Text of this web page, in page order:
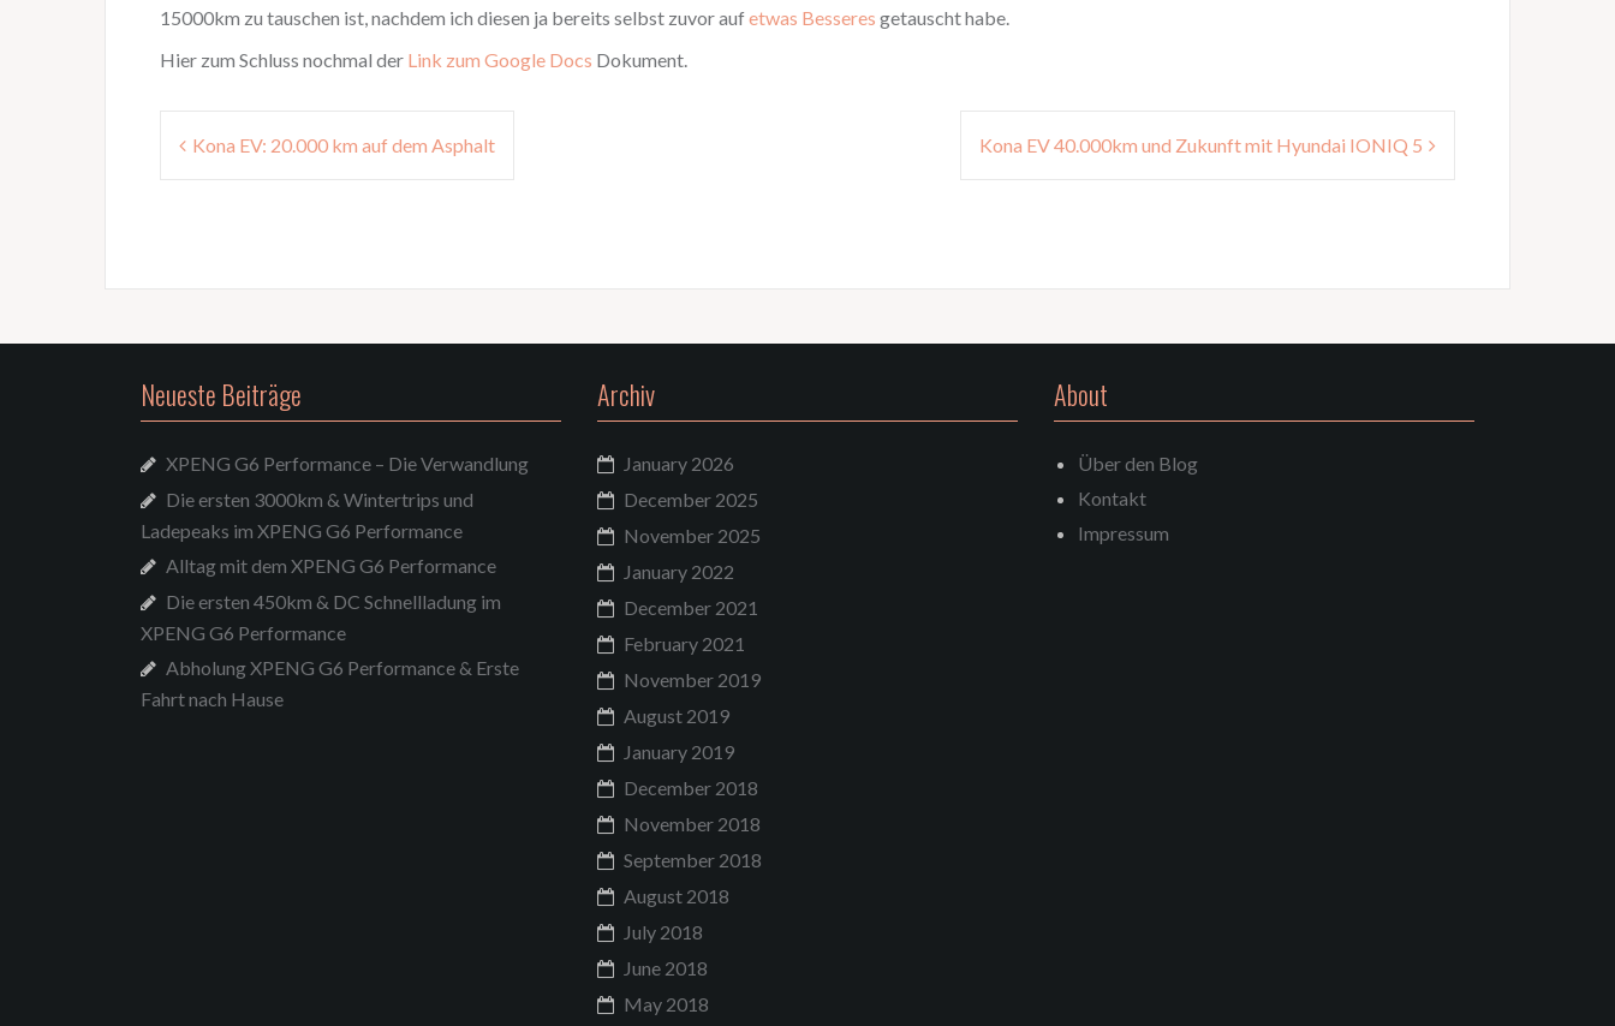
15000km zu tauschen ist, nachdem ich diesen ja bereits selbst zuvor aufetwas Besseres getauscht habe.
Hier zum Schluss nochmal der Link zum Google Docs Dokument.
Post
Kona EV: 20.000 km auf dem Asphalt Kona EV 40.000km und Zukunft mit Hyundai IONIQ 5
Neueste Beiträge
XPENG G6 Performance – Die Verwandlung
Die ersten 3000km & Wintertrips und
Ladepeaks im XPENG G6 Performance
Alltag mit dem XPENG G6 Performance
Die ersten 450km & DC Schnellladung im
XPENG G6 Performance
Abholung XPENG G6 Performance & Erste
Fahrt nach Hause
Archiv
January 2026
December 2025
November 2025
January 2022
December 2021
February 2021
November 2019
August 2019
January 2019
December 2018
November 2018
September 2018
August 2018
July 2018
June 2018
May 2018
About
Über den Blog
Kontakt
Impressum